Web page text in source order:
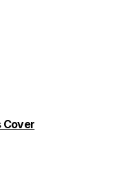
Cover